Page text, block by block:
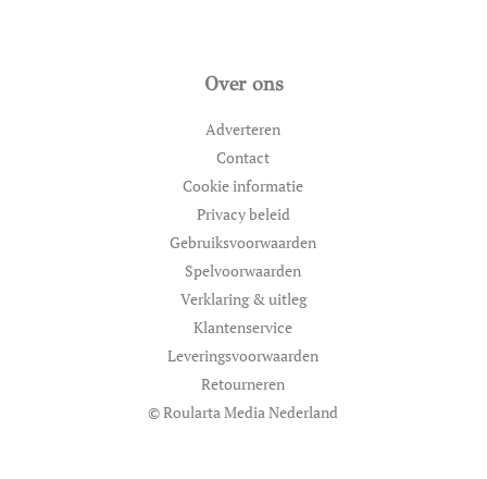
Over ons
Adverteren
Contact
Cookie informatie
Privacy beleid
Gebruiksvoorwaarden
Spelvoorwaarden
Verklaring & uitleg
Klantenservice
Leveringsvoorwaarden
Retourneren
© Roularta Media Nederland